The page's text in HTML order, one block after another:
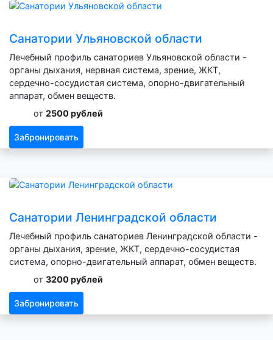
Санатории Ульяновской области
Лечебный профиль санаториев Ульяновской области -
органы дыхания, нервная система, зрение, ЖКТ,
сердечно-сосудистая система, опорно-двигательный
аппарат, обмен веществ.
от 2500 рублей
Забронировать
Санатории Ленинградской области
Лечебный профиль санаториев Ленинградской области -
органы дыхания, зрение, ЖКТ, сердечно-сосудистая
система, опорно-двигательный аппарат, обмен веществ.
от 3200 рублей
Забронировать